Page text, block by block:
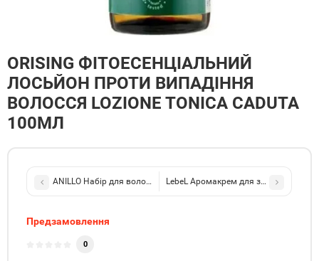
ORISING ФІТОЕСЕНЦІАЛЬНИЙ
ЛОСЬЙОН ПРОТИ ВИПАДІННЯ
ВОЛОССЯ LOZIONE TONICA CADUTA
100МЛ
ANILLO Набір для волосся Patchouli Garden Damage Repair Hair
LebeL Аромакрем для зміцнення
Предзамовлення
0